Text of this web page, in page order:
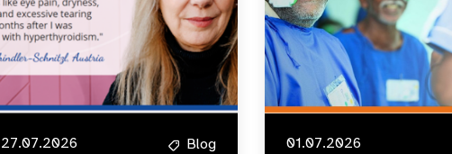
27.07.2026 Blog 01.07.2026